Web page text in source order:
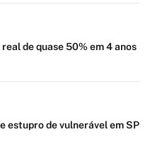
de quase 50% em 4 anos
estupro de vulnerável em SP